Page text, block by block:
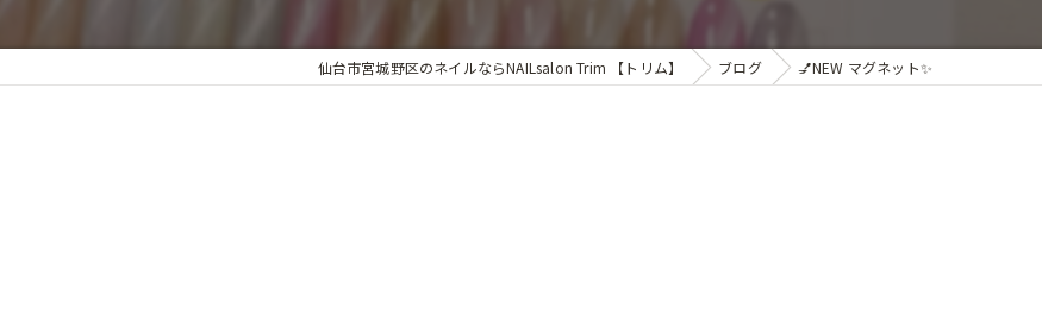
仙台市宮城野区のネイルならNAILsalon Trim 【トリム】 ブログ 💅NEW マグネット✨